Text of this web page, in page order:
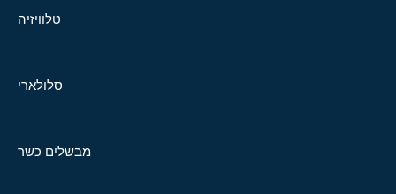
טלוויזיה
סלולארי
מבשלים כשר